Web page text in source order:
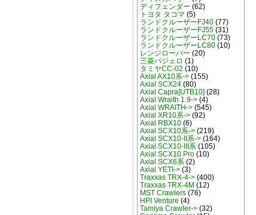
ディフェンダー (62)
トヨタ タコマ (5)
ランドクルーザーFJ40(77)
ランドクルーザーFJ55(31)
ランドクルーザーLC70(73)
ランドクルーザーLC80(10)
レンジローバー (20)
三菱パジェロ (1)
タミヤCC-02 (10)
Axial AX10系->(155)
Axial SCX24(80)
Axial Capra[UTB10] (28)
Axial Wraith 1.9->(4)
Axial WRAITH->(545)
Axial XR10系->(92)
Axial RBX10(6)
Axial SCX10系->(219)
Axial SCX10-II系->(164)
Axial SCX10-III系(105)
Axial SCX10 Pro(10)
Axial SCX6系(2)
Axial YETI->(3)
Traxxas TRX-4->(400)
Traxxas TRX-4M (12)
MST Crawlers(76)
HPI Venture (4)
Tamiya Crawler->(32)